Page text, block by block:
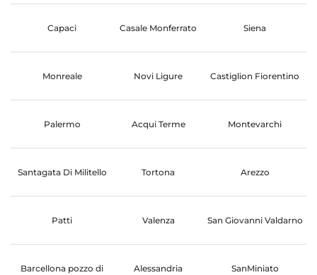
Capaci Casale Monferrato Siena
Monreale Novi Ligure Castiglion Fiorentino
Palermo Acqui Terme Montevarchi
Santagata Di Militello Tortona Arezzo
Patti Valenza San Giovanni Valdarno
Barcellona pozzo di
Alessandria SanMiniato